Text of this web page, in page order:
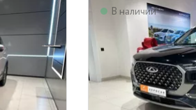
В наличии